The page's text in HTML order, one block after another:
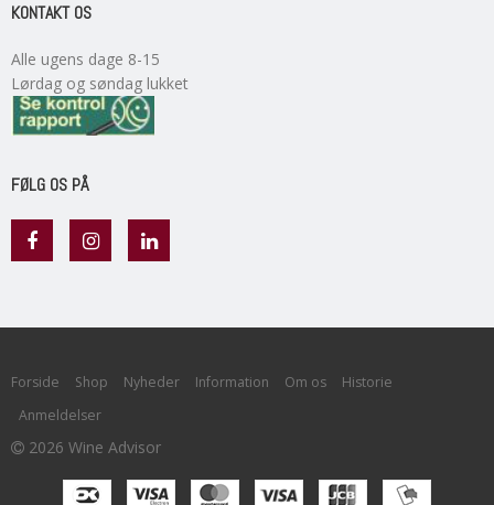
KONTAKT OS
Alle ugens dage 8-15
Lørdag og søndag lukket
FØLG OS PÅ
Forside Shop Nyheder Information Om os
Historie
Anmeldelser
2026 Wine Advisor